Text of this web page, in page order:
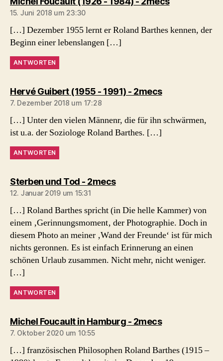
15. Juni 2018 um 23:30
[…] Dezember 1955 lernt er Roland Barthes kennen, der
Beginn einer lebenslangen […]
ANTWORTEN
Hervé Guibert (1955 - 1991) - 2mecssagt:
7. Dezember 2018 um 17:28
[…] Unter den vielen Männenr, die für ihn schwärmen,
ist u.a. der Soziologe Roland Barthes. […]
ANTWORTEN
Sterben und Tod - 2mecssagt:
12. Januar 2019 um 15:31
[…] Roland Barthes spricht (in Die helle Kammer) von
einem ‚Gerinnungsmoment‚ der Photographie. Doch in
diesem Photo an meiner ‚Wand der Freunde‘ ist für mich
nichts geronnen. Es ist einfach Erinnerung an einen
schönen Urlaub zusammen. Nicht mehr, nicht weniger.
[…]
ANTWORTEN
Michel Foucault in Hamburg - 2mecssagt:
7. Oktober 2020 um 10:55
[…] französischen Philosophen Roland Barthes (1915 –